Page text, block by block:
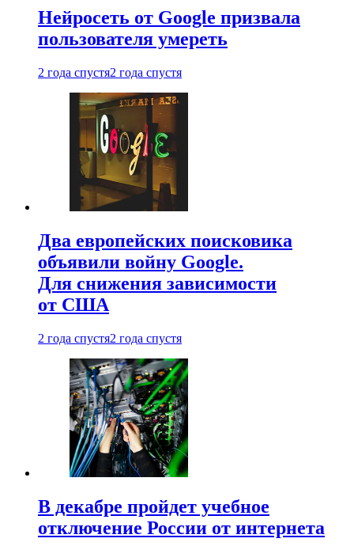
Нейросеть от Google призвала
пользователя умереть
2 года спустя2 года спустя
Два европейских поисковика
объявили войну Google.
Для снижения зависимости
от США
2 года спустя2 года спустя
В декабре пройдет учебное
отключение России от интернета